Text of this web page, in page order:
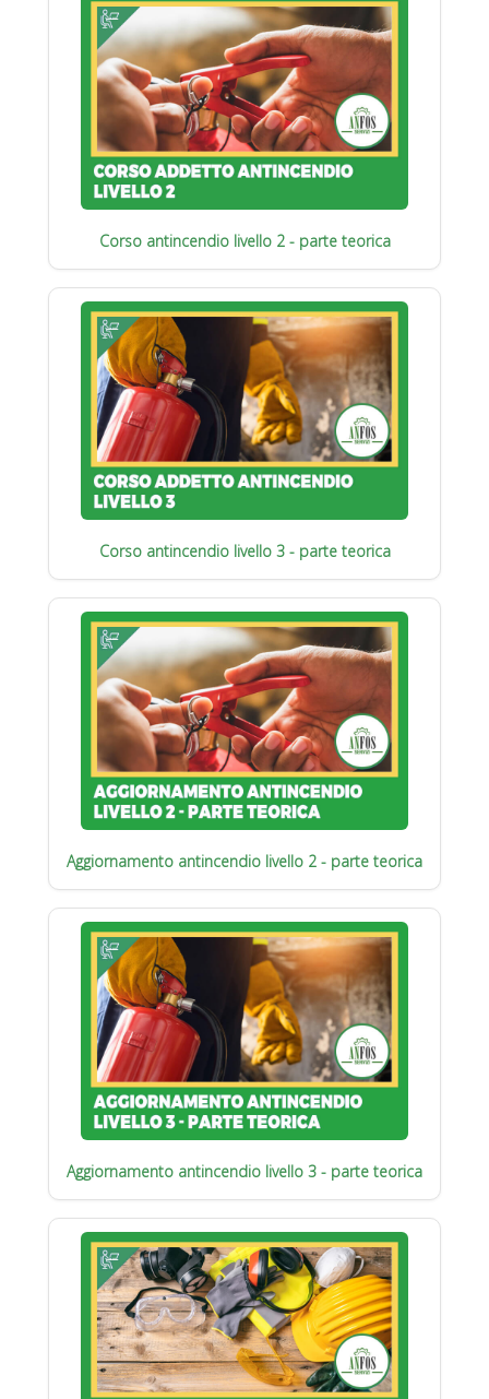
Corso antincendio livello 2 - parte teorica
Corso antincendio livello 3 - parte teorica
Aggiornamento antincendio livello 2 - parte teorica
Aggiornamento antincendio livello 3 - parte teorica